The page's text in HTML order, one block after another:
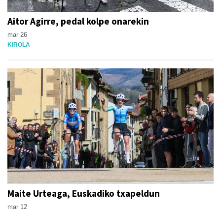
Aitor Agirre, pedal kolpe onarekin
mar 26
KIROLA
Maite Urteaga, Euskadiko txapeldun
mar 12